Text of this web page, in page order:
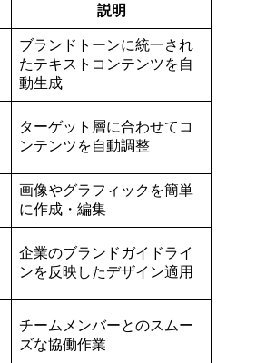
説明
ブランドトーンに統一され
たテキストコンテンツを自
動生成
ターゲット層に合わせてコ
ンテンツを自動調整
画像やグラフィックを簡単
に作成・編集
企業のブランドガイドライ
ンを反映したデザイン適用
チームメンバーとのスムー
ズな協働作業